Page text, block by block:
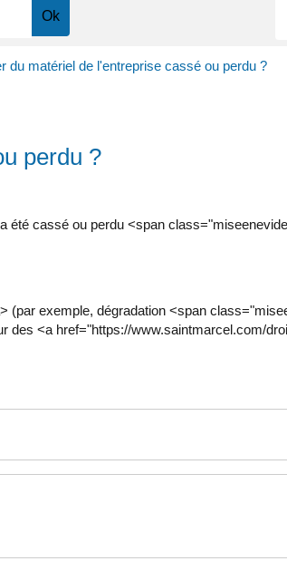
du matériel de l'entreprise cassé ou perdu ?
perdu ?
été cassé ou perdu <span
exemple, dégradation <span
des <a href="https://www.saintmarcel.com/